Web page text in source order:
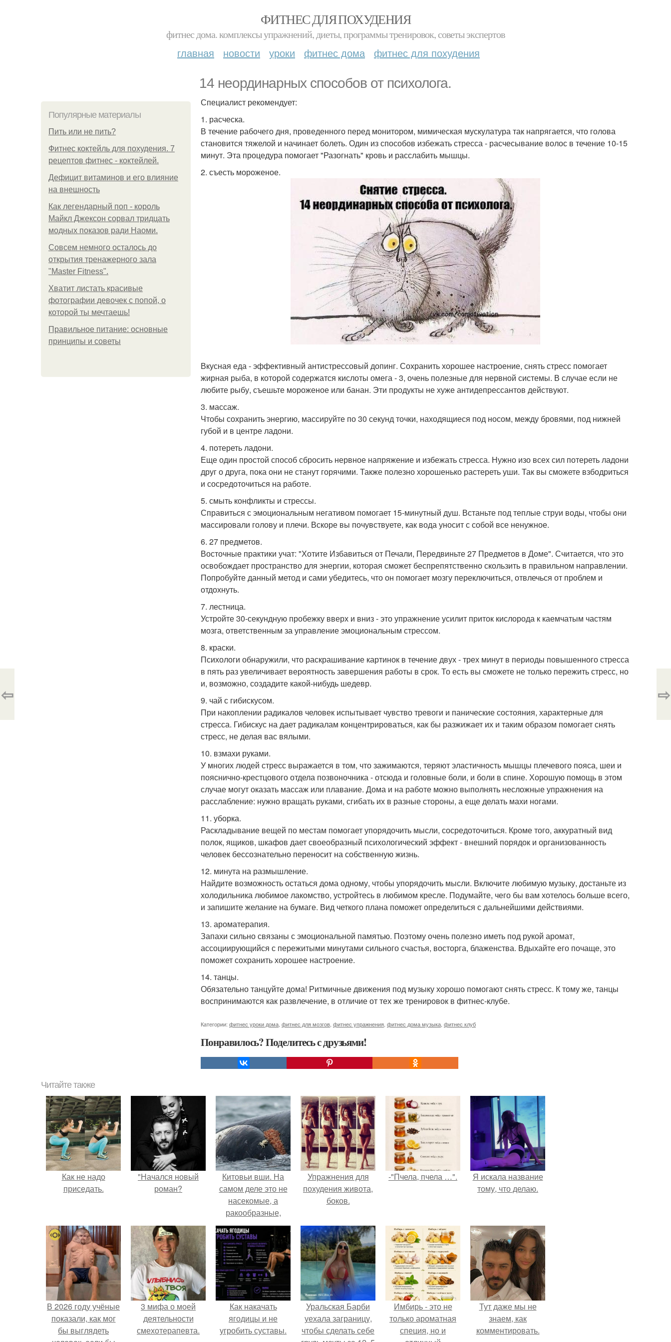
ФИТНЕС ДЛЯ ПОХУДЕНИЯ
фитнес дома. комплексы упражнений, диеты, программы тренировок, советы экспертов
главная новости уроки фитнес дома фитнес для похудения
14 неординарных способов от психолога.
Популярные материалы
Пить или не пить?
Фитнес коктейль для похудения. 7
рецептов фитнес - коктейлей.
Дефицит витаминов и его влияние
на внешность
Как легендарный поп - король
Майкл Джексон сорвал тридцать
модных показов ради Наоми.
Совсем немного осталось до
открытия тренажерного зала
"Master Fitness".
Хватит листать красивые
фотографии девочек с попой, о
которой ты мечтаешь!
Правильное питание: основные
принципы и советы
Специалист рекомендует:
1. расческа.
В течение рабочего дня, проведенного перед монитором, мимическая мускулатура так напрягается, что голова
становится тяжелой и начинает болеть. Один из способов избежать стресса - расчесывание волос в течение 10-15
минут. Эта процедура помогает "Разогнать" кровь и расслабить мышцы.
2. съесть мороженое.
Вкусная еда - эффективный антистрессовый допинг. Сохранить хорошее настроение, снять стресс помогает
жирная рыба, в которой содержатся кислоты омега - 3, очень полезные для нервной системы. В случае если не
любите рыбу, съешьте мороженое или банан. Эти продукты не хуже антидепрессантов действуют.
3. массаж.
Чтобы сохранить энергию, массируйте по 30 секунд точки, находящиеся под носом, между бровями, под нижней
губой и в центре ладони.
4. потереть ладони.
Еще один простой способ сбросить нервное напряжение и избежать стресса. Нужно изо всех сил потереть ладони
друг о друга, пока они не станут горячими. Также полезно хорошенько растереть уши. Так вы сможете взбодриться
и сосредоточиться на работе.
5. смыть конфликты и стрессы.
Справиться с эмоциональным негативом помогает 15-минутный душ. Встаньте под теплые струи воды, чтобы они
массировали голову и плечи. Вскоре вы почувствуете, как вода уносит с собой все ненужное.
6. 27 предметов.
Восточные практики учат: "Хотите Избавиться от Печали, Передвиньте 27 Предметов в Доме". Считается, что это
освобождает пространство для энергии, которая сможет беспрепятственно скользить в правильном направлении.
Попробуйте данный метод и сами убедитесь, что он помогает мозгу переключиться, отвлечься от проблем и
отдохнуть.
7. лестница.
Устройте 30-секундную пробежку вверх и вниз - это упражнение усилит приток кислорода к каемчатым частям
мозга, ответственным за управление эмоциональным стрессом.
8. краски.
Психологи обнаружили, что раскрашивание картинок в течение двух - трех минут в периоды повышенного стресса
в пять раз увеличивает вероятность завершения работы в срок. То есть вы сможете не только пережить стресс, но
и, возможно, создадите какой-нибудь шедевр.
9. чай с гибискусом.
При накоплении радикалов человек испытывает чувство тревоги и панические состояния, характерные для
стресса. Гибискус на дает радикалам концентрироваться, как бы разжижает их и таким образом помогает снять
стресс, не делая вас вялыми.
10. взмахи руками.
У многих людей стресс выражается в том, что зажимаются, теряют эластичность мышцы плечевого пояса, шеи и
пояснично-крестцового отдела позвоночника - отсюда и головные боли, и боли в спине. Хорошую помощь в этом
случае могут оказать массаж или плавание. Дома и на работе можно выполнять несложные упражнения на
расслабление: нужно вращать руками, сгибать их в разные стороны, а еще делать махи ногами.
11. уборка.
Раскладывание вещей по местам помогает упорядочить мысли, сосредоточиться. Кроме того, аккуратный вид
полок, ящиков, шкафов дает своеобразный психологический эффект - внешний порядок и организованность
человек бессознательно переносит на собственную жизнь.
12. минута на размышление.
Найдите возможность остаться дома одному, чтобы упорядочить мысли. Включите любимую музыку, достаньте из
холодильника любимое лакомство, устройтесь в любимом кресле. Подумайте, чего бы вам хотелось больше всего,
и запишите желание на бумаге. Вид четкого плана поможет определиться с дальнейшими действиями.
13. ароматерапия.
Запахи сильно связаны с эмоциональной памятью. Поэтому очень полезно иметь под рукой аромат,
ассоциирующийся с пережитыми минутами сильного счастья, восторга, блаженства. Вдыхайте его почаще, это
поможет сохранить хорошее настроение.
14. танцы.
Обязательно танцуйте дома! Ритмичные движения под музыку хорошо помогают снять стресс. К тому же, танцы
воспринимаются как развлечение, в отличие от тех же тренировок в фитнес-клубе.
Категории: фитнес уроки дома фитнес для мозгов фитнес упражнения фитнес дома музыка фитнес клуб
Понравилось? Поделитесь с друзьями!
⇦ ⇨
Читайте также
Как не надо
приседать.
"Начался новый
роман?
Китовьи вши. На
самом деле это не
насекомые, а
ракообразные,
относящиеся к
бокоплавам.
Упражнения для
похудения живота,
боков.
-"Пчела, пчела …".
Я искала название
тому, что делаю.
В 2026 году учёные
показали, как мог
бы выглядеть
3 мифа о моей
деятельности
смехотерапевта.
Как накачать
ягодицы и не
угробить суставы.
Уральская Барби
уехала заграницу,
чтобы сделать себе
Имбирь - это не
только ароматная
специя, но и
Тут даже мы не
знаем, как
комментировать.